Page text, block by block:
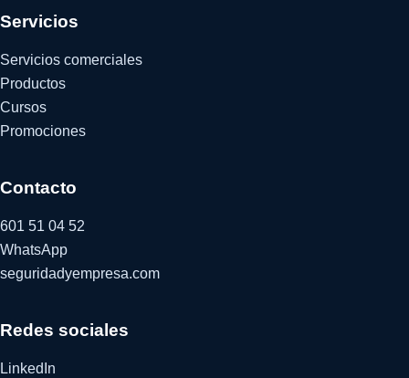
Servicios
Servicios comerciales
Productos
Cursos
Promociones
Contacto
601 51 04 52
WhatsApp
seguridadyempresa.com
Redes sociales
LinkedIn